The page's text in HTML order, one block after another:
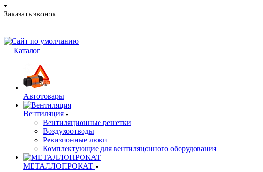
Заказать звонок
Каталог
Автотовары
Вентиляция
Вентиляционные решетки
Воздухоотводы
Ревизионные люки
Комплектующие для вентиляцонного оборудования
МЕТАЛЛОПРОКАТ